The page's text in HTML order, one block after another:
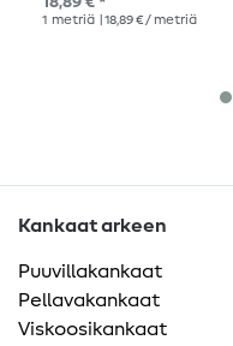
1 metriä | 18,89 € / metriä
Kankaat arkeen
Puuvillakankaat
Pellavakankaat
Viskoosikankaat